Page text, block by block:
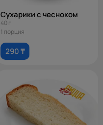
Сухарики с чесноком
40 г
1 порция
290 ₸